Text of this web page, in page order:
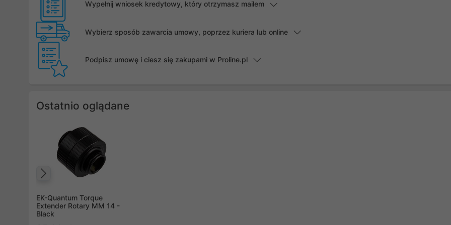
Wypełnij wniosek kredytowy, który otrzymasz mailem
Wybierz sposób zawarcia umowy, poprzez kuriera lub online
Podpisz umowę i ciesz się zakupami w Proline.pl
Ostatnio oglądane
EK-Quantum Torque
Extender Rotary MM 14 -
Black